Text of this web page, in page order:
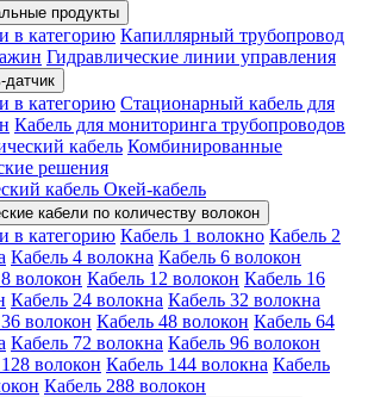
продукты
в категорию Капиллярный трубопровод
Гидравлические линии управления
датчик
в категорию Стационарный кабель для
Кабель для мониторинга трубопроводов
кабель Комбинированные
решения
кабель Окей-кабель
кабели по количеству волокон
в категорию Кабель 1 волокно Кабель 2
Кабель 4 волокна Кабель 6 волокон
волокон Кабель 12 волокон Кабель 16
Кабель 24 волокна Кабель 32 волокна
волокон Кабель 48 волокон Кабель 64
Кабель 72 волокна Кабель 96 волокон
волокон Кабель 144 волокна Кабель
Кабель 288 волокон